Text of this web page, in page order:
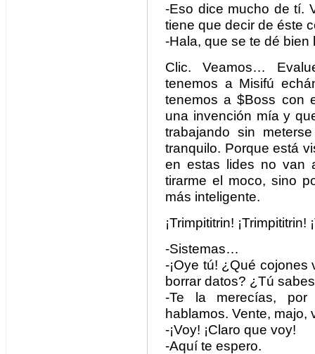
-Eso dice mucho de tí.
tiene que decir de éste
-Hala, que se te dé bien
Clic. Veamos…
tenemos a Misifú
tenemos a $Boss con
una invención mía y
trabajando sin
tranquilo. Porque está
en estas lides no van
tirarme el moco, sino
más inteligente.
¡Trimpititrin! ¡Trimpititrin!
-Sistemas…
-¡Oye tú! ¿Qué
borrar datos? ¿Tú
-Te la merecías, por
hablamos. Vente, majo,
-¡Voy! ¡Claro que voy!
-Aquí te espero.